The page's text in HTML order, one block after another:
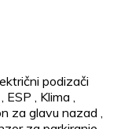
podizači
ESP Klima
za glavu nazad